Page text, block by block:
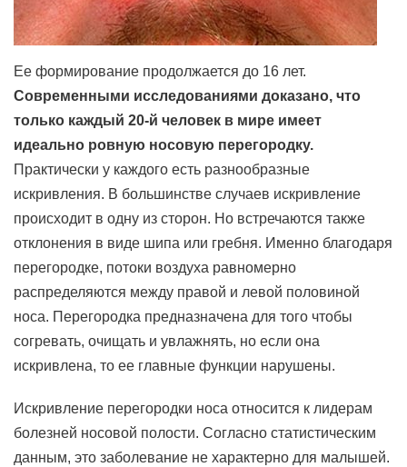
Ее формирование продолжается до 16 лет.
Современными исследованиями доказано, что
только каждый 20-й человек в мире имеет
идеально ровную носовую перегородку.
Практически у каждого есть разнообразные
искривления. В большинстве случаев искривление
происходит в одну из сторон. Но встречаются также
отклонения в виде шипа или гребня. Именно благодаря
перегородке, потоки воздуха равномерно
распределяются между правой и левой половиной
носа. Перегородка предназначена для того чтобы
согревать, очищать и увлажнять, но если она
искривлена, то ее главные функции нарушены.
Искривление перегородки носа относится к лидерам
болезней носовой полости. Согласно статистическим
данным, это заболевание не характерно для малышей.